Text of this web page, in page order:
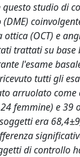
studio di
(OCT) e
trattati su
l'esame
tutti gli
arruolato
femmine) e 39
era
di controllo